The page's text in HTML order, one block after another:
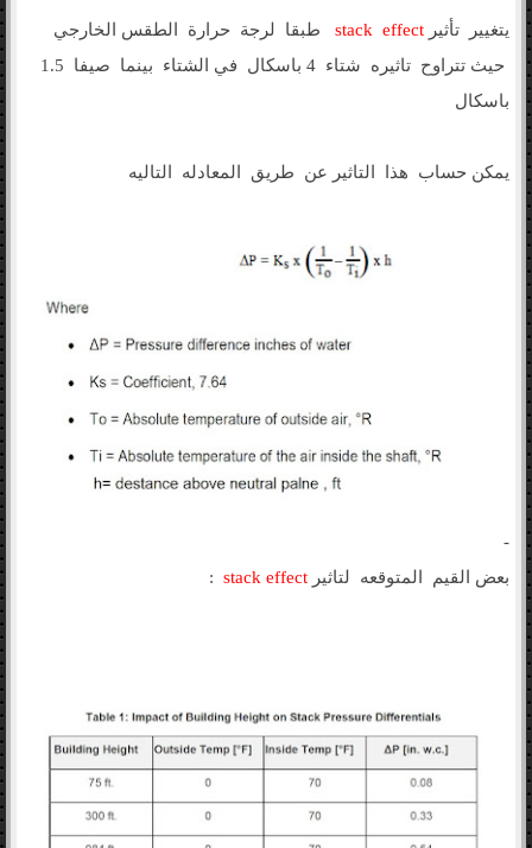
يتغيير تأثير stack effectطبقا لرجة حرارة الطقس الخارجي
حيث تتراوح تاثيره شتاء 4 باسكال في الشتاء بينما صيفا 1.5
باسكال
يمكن حساب هذا التاثير عن طريق المعادله التاليه
-
بعض القيم المتوقعه لتاثير stack effect
: